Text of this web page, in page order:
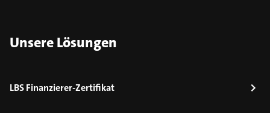
Unsere Lösungen
LBS Finanzierer-Zertifikat